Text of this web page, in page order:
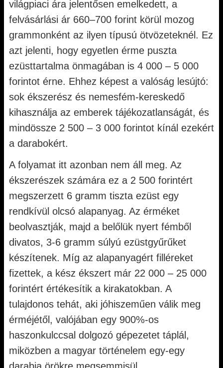
világpiaci ára jelentősen emelkedett, a
felvásárlási ár 660–700 forint körül mozog
grammonként az ilyen típusú ötvözeteknél. Ez
azt jelenti, hogy egyetlen érme puszta
ezüsttartalma önmagában is 4 000 – 5 000
forintot érne. Ehhez képest a valóság lesújtó:
sok ékszerész és nemesfém-kereskedő
kihasználja az emberek tájékozatlanságát, és
mindössze 2 500 – 3 000 forintot kínál ezekért
a darabokért.
A folyamat itt azonban nem áll meg. Az
ékszerészek számára ez a 2 500 forintért
megszerzett 6 gramm tiszta ezüst egy
rendkívül olcsó alapanyag. Az érméket
beolvasztják, majd a belőlük nyert fémből
divatos, 3-6 gramm súlyú ezüstgyűrűket
készítenek. Míg az alapanyagért filléreket
fizettek, a kész ékszert már 22 000 – 25 000
forintért értékesítik a kirakatokban. A
tulajdonos tehát, aki jóhiszeműen válik meg
érméjétől, valójában egy 900%-os
haszonkulccsal dolgozó gépezetet táplál,
miközben a magyar történelem egy-egy